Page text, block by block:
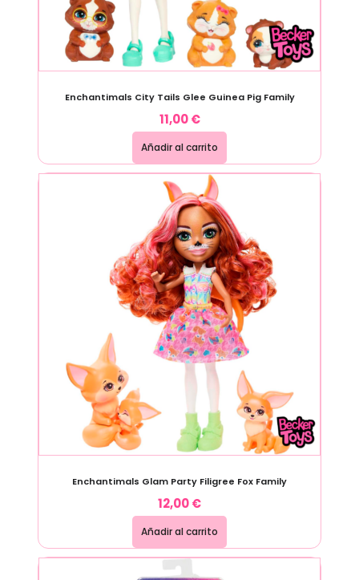
Enchantimals City Tails Glee Guinea Pig Family
11,00€
Añadir al carrito
Enchantimals Glam Party Filigree Fox Family
12,00€
Añadir al carrito